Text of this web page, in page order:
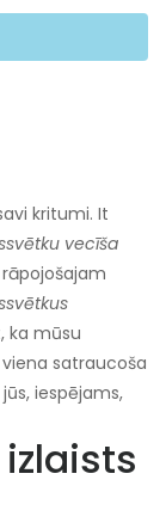
kritumi. It
vecīša
ka mūsu
satraucoša
iespējams,
izlaists